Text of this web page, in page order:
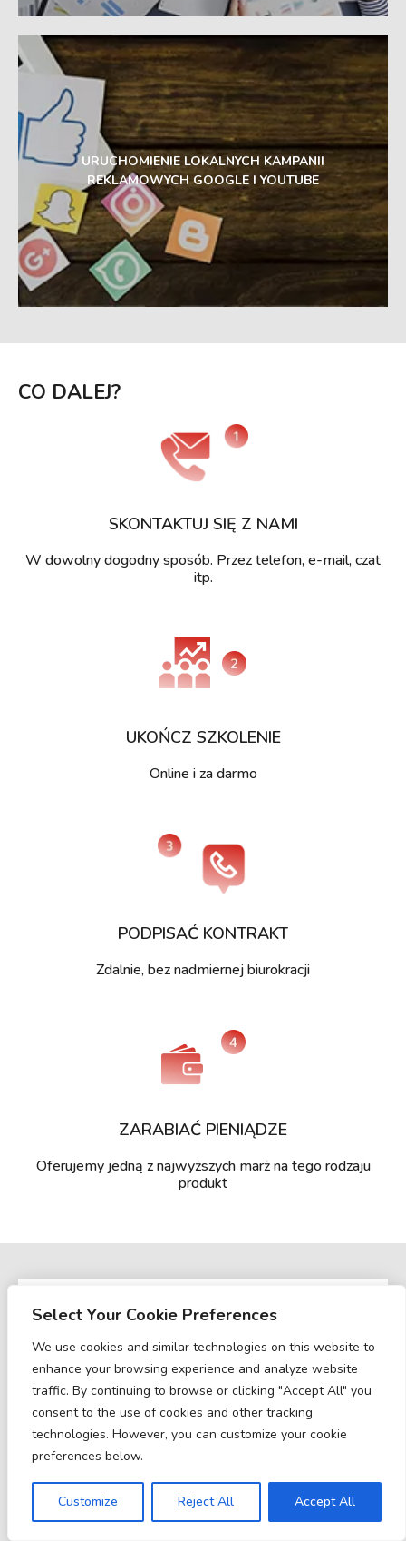
Select Your Cookie Preferences
We use cookies and similar technologies on this website to
enhance your browsing experience and analyze website
traffic. By continuing to browse or clicking "Accept All" you
consent to the use of cookies and other tracking
technologies. However, you can customize your cookie
preferences below.
Customize Reject All Accept All
URUCHOMIENIE LOKALNYCH KAMPANII
REKLAMOWYCH GOOGLE I YOUTUBE
CO DALEJ?
SKONTAKTUJ SIĘ Z NAMI
W dowolny dogodny sposób. Przez telefon, e-mail, czat
itp.
UKOŃCZ SZKOLENIE
Online i za darmo
PODPISAĆ KONTRAKT
Zdalnie, bez nadmiernej biurokracji
ZARABIAĆ PIENIĄDZE
Oferujemy jedną z najwyższych marż na tego rodzaju
produkt
Sign up for connection
Filling out all the information needed to answer you as
quickly as possible